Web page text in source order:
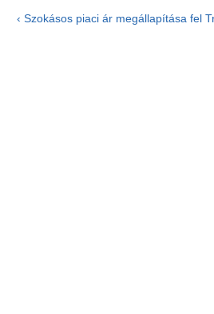
‹ Szokásos piaci ár megállapítása fel